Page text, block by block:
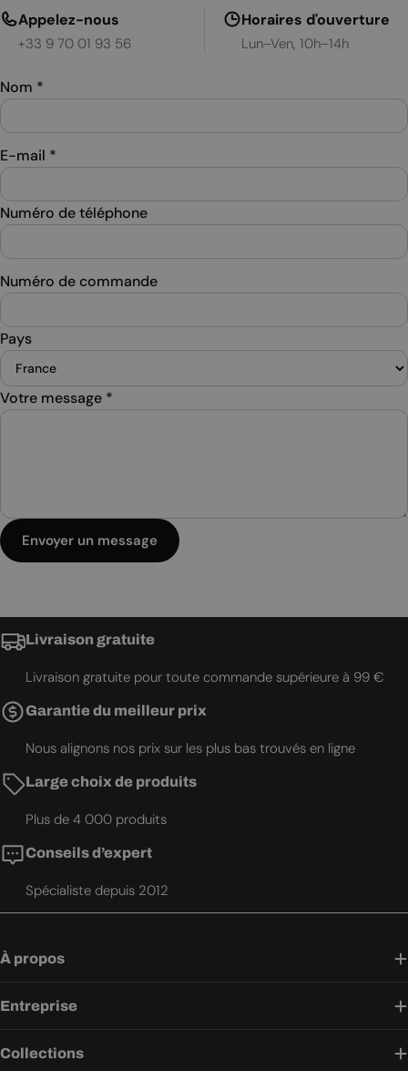
Appelez-nous
+33 9 70 01 93 56
Horaires d'ouverture
Lun–Ven, 10h–14h
Nom *
E-mail *
Numéro de téléphone
Numéro de commande
Pays
Votre message *
Envoyer un message
Livraison gratuite
Livraison gratuite pour toute commande supérieure à 99 €
Garantie du meilleur prix
Nous alignons nos prix sur les plus bas trouvés en ligne
Large choix de produits
Plus de 4 000 produits
Conseils d’expert
Spécialiste depuis 2012
À propos
Entreprise
Collections